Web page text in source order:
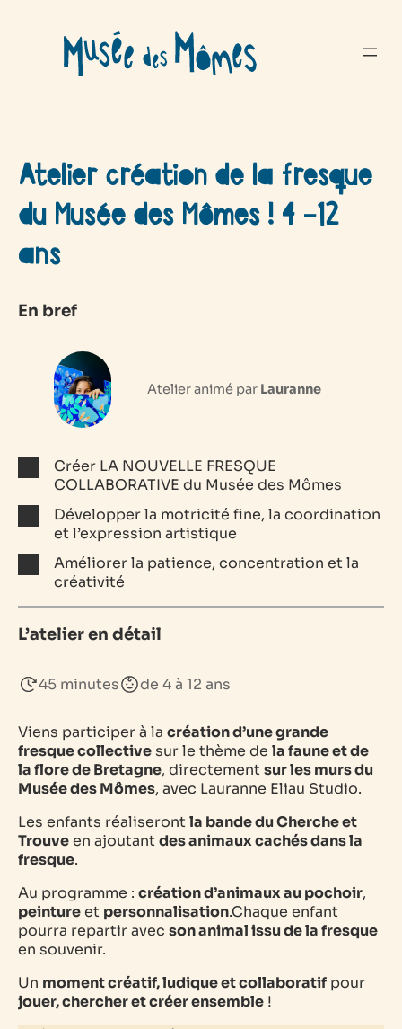
contenu
Atelier création de la fresque
du Musée des Mômes ! 4 -12
ans
En bref
Atelier animé par Lauranne
Créer LA NOUVELLE FRESQUE
COLLABORATIVE du Musée des Mômes
Développer la motricité fine, la coordination
et l’expression artistique
Améliorer la patience, concentration et la
créativité
L’atelier en détail
45 minutes de 4 à 12 ans
Viens participer à la création d’une grande
fresque collective sur le thème de la faune et de
la flore de Bretagne, directement sur les murs du
Musée des Mômes, avec Lauranne Eliau Studio.
Les enfants réaliseront la bande du Cherche et
Trouveen ajoutant des animaux cachés dans la
fresque.
Au programme : création d’animaux au pochoir,
peintureet personnalisation.Chaque enfant
pourra repartir avec son animal issu de la fresque
en souvenir.
Un moment créatif, ludique et collaboratif pour
jouer, chercher et créer ensemble !